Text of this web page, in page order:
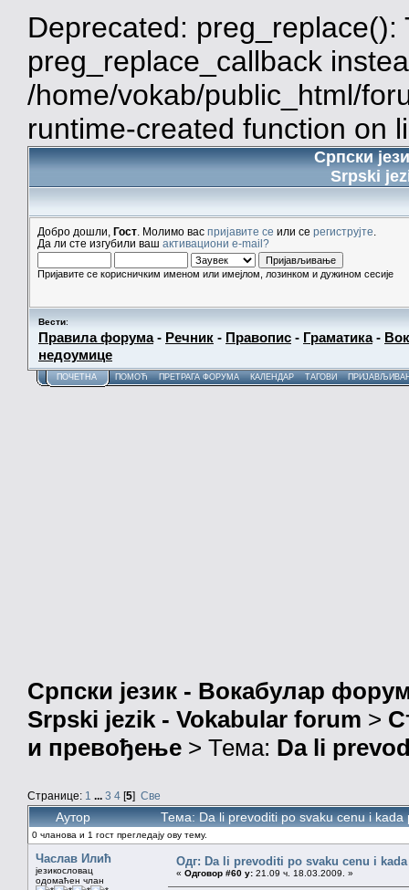
Deprecated:
preg_replace_callback
/home/vokab/public_html/
runtime-created function on
Српски
Srpski
Добро дошли, Гост . Молимо вас пријавите се или се региструјте
Да ли сте изгубили ваш активациони e-mail?
Пријавите се корисничким именом или имејлом, лозинком и дужином сесије
Вести:
Правила форума- Речник - Правопис - Граматика-
недоумице
ПОЧЕТНА ПОМОЋ ПРЕТРАГА ФОРУМА КАЛЕНДАР ТАГОВИ
Српски језик - Вокабулар
Srpski jezik - Vokabular forum >
и превођење > Тема: Da li
Странице: 1 ... 3 4 [5] Све
Аутор Тема: Da li prevoditi po svaku cenu i
0 чланова и 1 гост прегледају ову тему.
Часлав Илић
језикословац
одомаћен члан
Одг: Da li prevoditi po svaku cenu i
« Одговор #60 у: 21.09 ч. 18.03.2009. »